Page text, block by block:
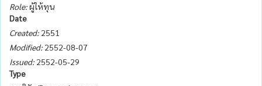
Role:ผู้ให้ทุน
Date
Created: 2551
Modified: 2552-08-07
Issued: 2552-05-29
Type